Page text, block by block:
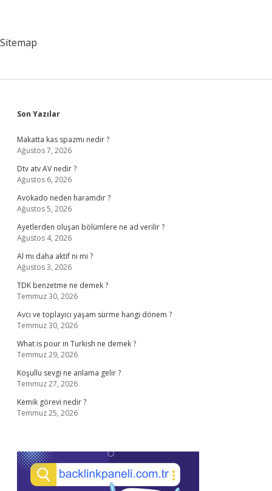
Sitemap
Sidebar
Son Yazılar
Makatta kas spazmı nedir ?
Ağustos 7, 2026
Dtv atv AV nedir ?
Ağustos 6, 2026
Avokado neden haramdır ?
Ağustos 5, 2026
Ayetlerden oluşan bölümlere ne ad verilir ?
Ağustos 4, 2026
Al mı daha aktif ni mi ?
Ağustos 3, 2026
TDK benzetme ne demek ?
Temmuz 30, 2026
Avcı ve toplayıcı yaşam sürme hangi dönem ?
Temmuz 30, 2026
What is pour in Turkish ne demek ?
Temmuz 29, 2026
Koşullu sevgi ne anlama gelir ?
Temmuz 27, 2026
Kemik görevi nedir ?
Temmuz 25, 2026